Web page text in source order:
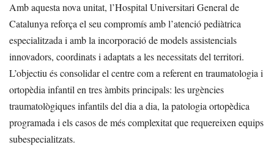
Amb aquesta nova unitat, l’Hospital Universitari General de
Catalunya reforça el seu compromís amb l’atenció pediàtrica
especialitzada i amb la incorporació de models assistencials
innovadors, coordinats i adaptats a les necessitats del territori.
L’objectiu és consolidar el centre com a referent en traumatologia i
ortopèdia infantil en tres àmbits principals: les urgències
traumatològiques infantils del dia a dia, la patologia ortopèdica
programada i els casos de més complexitat que requereixen equips
subespecialitzats.